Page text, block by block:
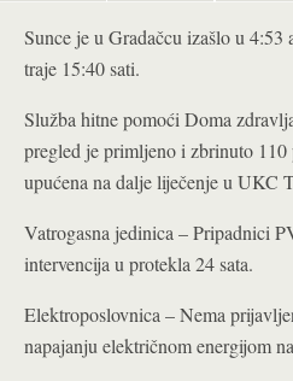
Sunce je u Gradačcu izašlo u 4:53
traje 15:40 sati.
Služba hitne pomoći Doma
pregled je primljeno i zbrinuto 110
upućena na dalje liječenje u UKC
Vatrogasna jedinica – Pripadnici
intervencija u protekla 24 sata.
Elektroposlovnica – Nema
napajanju električnom energijom